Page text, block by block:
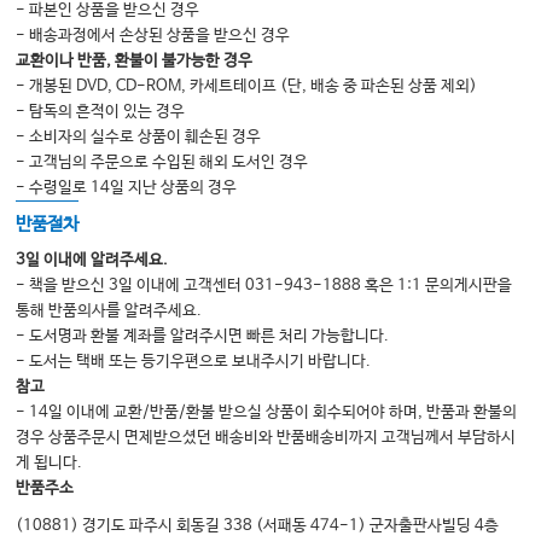
- 파본인 상품을 받으신 경우
- 배송과정에서 손상된 상품을 받으신 경우
교환이나 반품, 환불이 불가능한 경우
- 개봉된 DVD, CD-ROM, 카세트테이프 (단, 배송 중 파손된 상품 제외)
- 탐독의 흔적이 있는 경우
- 소비자의 실수로 상품이 훼손된 경우
- 고객님의 주문으로 수입된 해외 도서인 경우
- 수령일로 14일 지난 상품의 경우
반품절차
3일 이내에 알려주세요.
- 책을 받으신 3일 이내에 고객센터 031-943-1888 혹은 1:1 문의게시판을
통해 반품의사를 알려주세요.
- 도서명과 환불 계좌를 알려주시면 빠른 처리 가능합니다.
- 도서는 택배 또는 등기우편으로 보내주시기 바랍니다.
참고
- 14일 이내에 교환/반품/환불 받으실 상품이 회수되어야 하며, 반품과 환불의
경우 상품주문시 면제받으셨던 배송비와 반품배송비까지 고객님께서 부담하시
게 됩니다.
반품주소
(10881) 경기도 파주시 회동길 338 (서패동 474-1) 군자출판사빌딩 4층